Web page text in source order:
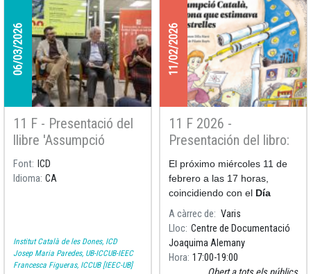
06/03/2026
11 F - Presentació del
llibre 'Assumpció
Català: la dona que
estimava les estrelles'
Font
ICD
Idioma CA
Institut Català de les Dones, ICD
Josep Maria Paredes, UB-ICCUB-IEEC
Francesca Figueras, ICCUB [IEEC-UB]
11/02/2026
11 F 2026 -
Presentación del libro:
'Assumpció Català, la
dona que estimava les
estrelles'
El próximo miércoles 11 de
febrero a las 17 horas,
coincidiendo con el Día
Internacional de la Mujer y
la Niña en la Ciencia
organizamos la presentación
del libro 'Assumpció Català
A càrrec de
Varis
Lloc Centre de Documentació
Joaquima Alemany
Hora 17:00 19:00